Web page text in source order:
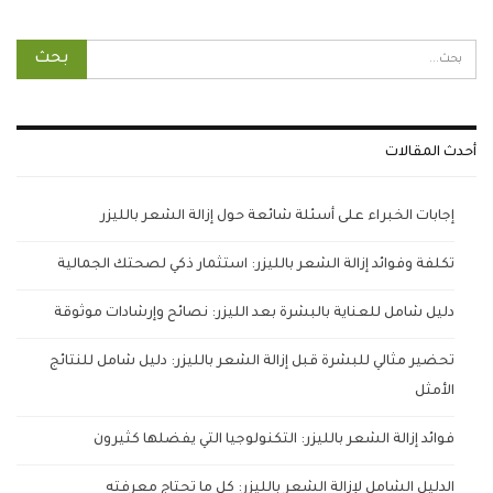
أحدث المقالات
إجابات الخبراء على أسئلة شائعة حول إزالة الشعر بالليزر
تكلفة وفوائد إزالة الشعر بالليزر: استثمار ذكي لصحتك الجمالية
دليل شامل للعناية بالبشرة بعد الليزر: نصائح وإرشادات موثوقة
تحضير مثالي للبشرة قبل إزالة الشعر بالليزر: دليل شامل للنتائج
الأمثل
فوائد إزالة الشعر بالليزر: التكنولوجيا التي يفضلها كثيرون
الدليل الشامل لإزالة الشعر بالليزر: كل ما تحتاج معرفته